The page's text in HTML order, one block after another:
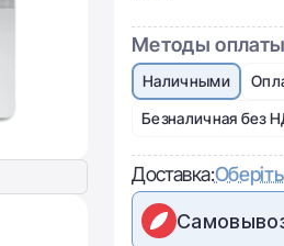
Методы оплаты
Наличными
Безналичная без
Доставка: